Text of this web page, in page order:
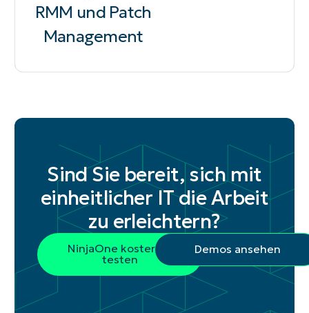
RMM und Patch
Management
Sind Sie bereit, sich mit
einheitlicher IT die Arbeit
zu erleichtern?
NinjaOne kostenlos
testen
Demos ansehen